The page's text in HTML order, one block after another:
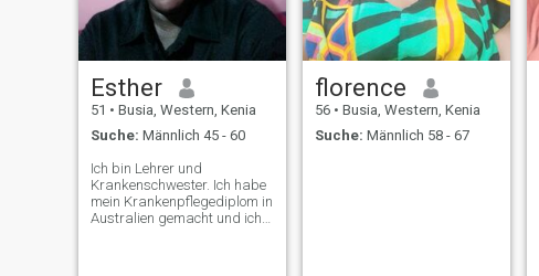
Esther
51 • Busia, Western, Kenia
Suche: Männlich 45 - 60
Ich bin Lehrer und
Krankenschwester. Ich habe
mein Krankenpflegediplom in
Australien gemacht und ich
florence
56 • Busia, Western, Kenia
Suche: Männlich 58 - 67